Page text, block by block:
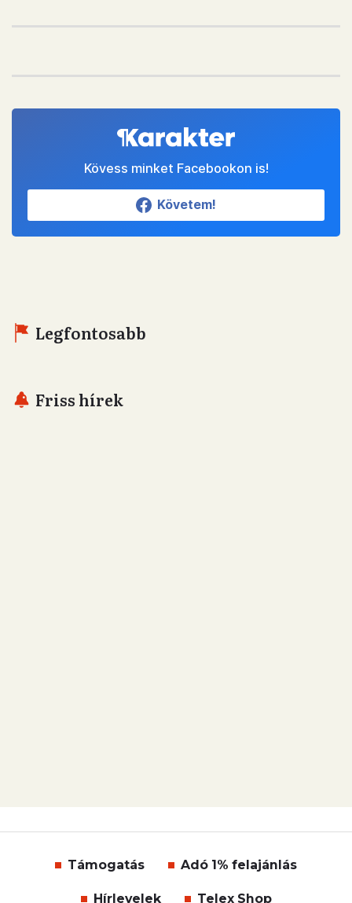
Kövess minket Facebookon is!
Követem!
Legfontosabb
Friss hírek
Támogatás Adó 1% felajánlás
Hírlevelek Telex Shop